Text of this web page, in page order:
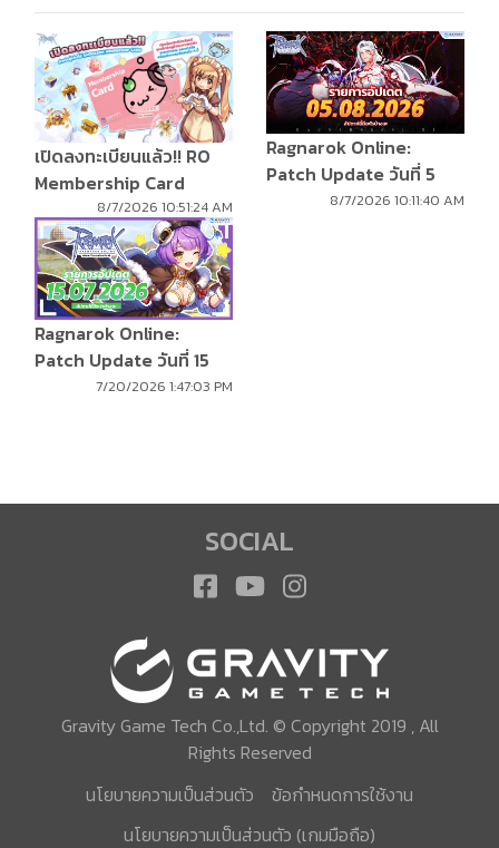
เปิดลงทะเบียนแล้ว!! RO
Membership Card
8/7/2026 10:51:24 AM
Ragnarok Online:
Patch Update วันที่ 5
สิงหาคม 25698/7/2026 10:11:40 AM
Ragnarok Online:
Patch Update วันที่ 15
กรกฎาคม 2569
7/20/2026 1:47:03 PM
SOCIAL
Gravity Game Tech Co.,Ltd. © Copyright 2019 , All
Rights Reserved
นโยบายความเป็นส่วนตัว
ข้อกำหนดการใช้งาน
นโยบายความเป็นส่วนตัว (เกมมือถือ)